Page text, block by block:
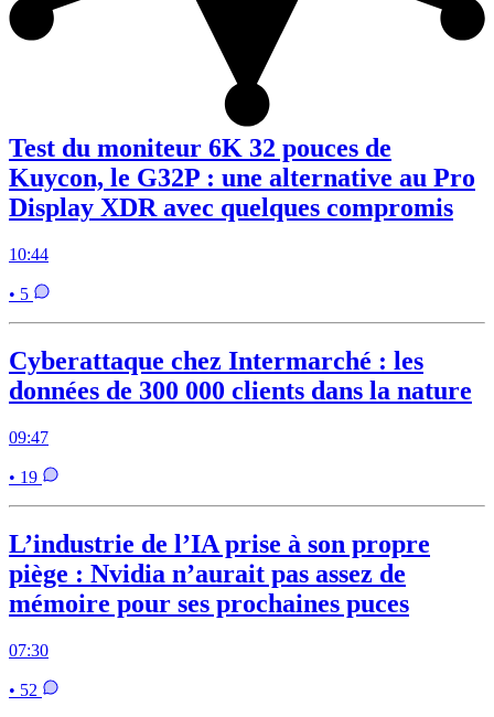
Test du moniteur 6K 32 pouces de
Kuycon, le G32P : une alternative au Pro
Display XDR avec quelques compromis
10:44
• 5
Cyberattaque chez Intermarché : les
données de 300 000 clients dans la nature
09:47
• 19
L’industrie de l’IA prise à son propre
piège : Nvidia n’aurait pas assez de
mémoire pour ses prochaines puces
07:30
• 52